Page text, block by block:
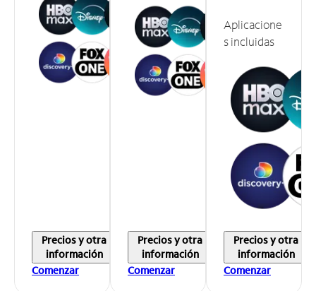
Precios y otra
información
Comenzar
Precios y otra
información
Comenzar
Aplicacione
s incluidas
Precios y otra
información
Comenzar